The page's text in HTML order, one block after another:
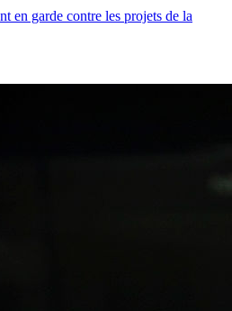
en garde contre les projets de la